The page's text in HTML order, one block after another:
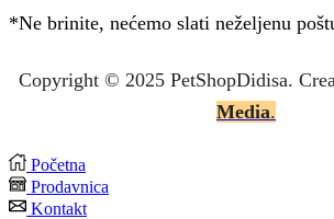
*Ne brinite, nećemo slati neželjenu
Copyright © 2025 PetShopDidisa.
Media.
Početna
Prodavnica
Kontakt